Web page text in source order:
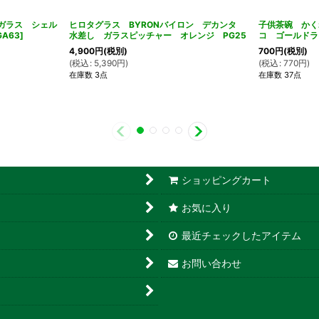
ラス シェル
]
ヒロタグラス BYRONバイロン デカンタ
水差し ガラスピッチャー オレンジ PG25
4,900円(税別)
(税込 : 5,390円)
在庫数 3点
子供茶碗 か
コ ゴールド
700円(税別)
(税込 : 770円)
在庫数 37点
ショッピングカート
お気に入り
最近チェックしたアイテム
お問い合わせ